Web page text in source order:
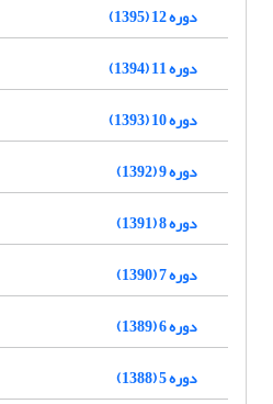
دوره 12 (1395)
دوره 11 (1394)
دوره 10 (1393)
دوره 9 (1392)
دوره 8 (1391)
دوره 7 (1390)
دوره 6 (1389)
دوره 5 (1388)